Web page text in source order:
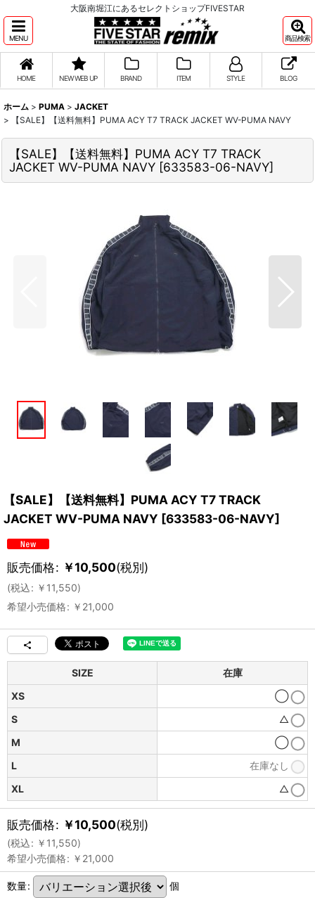
大阪南堀江にあるセレクトショップFIVESTAR
MENU 商品検索
HOME NEW WEB UP BRAND ITEM STYLE BLOG
ホーム > PUMA > JACKET
>
【SALE】【送料無料】PUMA ACY T7 TRACK JACKET WV-PUMA NAVY
【SALE】【送料無料】PUMA ACY T7 TRACK
JACKET WV-PUMA NAVY [633583-06-NAVY]
【SALE】【送料無料】PUMA ACY T7 TRACK
JACKET WV-PUMA NAVY [633583-06-NAVY]
販売価格: ￥10,500(税別)
(税込: ￥ 11,550)
希望小売価格: ￥ 21,000
SIZE
在庫
XS
◯
S
△
M
◯
L
在庫なし
XL
△
販売価格: ￥10,500(税別)
(税込: ￥ 11,550)
希望小売価格: ￥ 21,000
数量: 個